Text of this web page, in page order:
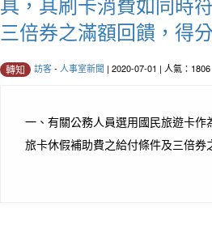
三倍券之滿額回饋，得
轉知 訪客- 人事室新聞 | 2020-07-01 | 人氣：1806
一、有關公務人員選用國民旅遊卡
旅卡休假補助費之給付條件及三倍